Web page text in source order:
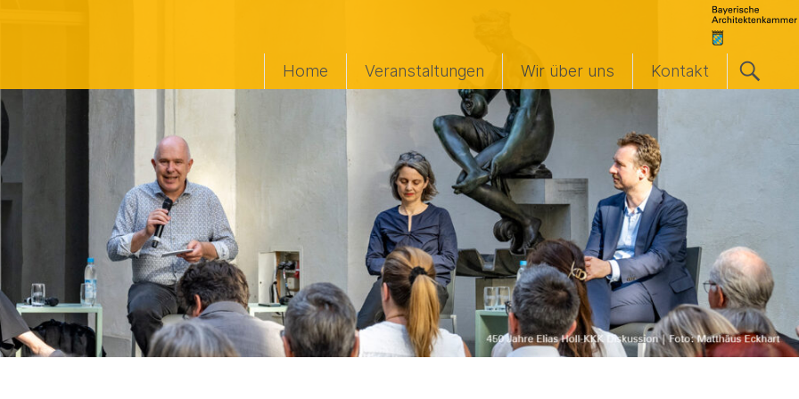
Home Veranstaltungen Wir über uns Kontakt